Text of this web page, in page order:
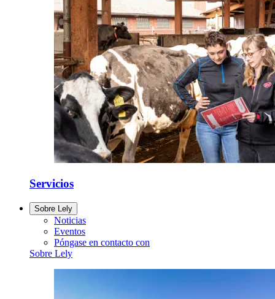
Servicios
Sobre Lely
Noticias
Eventos
Póngase en contacto con
Sobre Lely